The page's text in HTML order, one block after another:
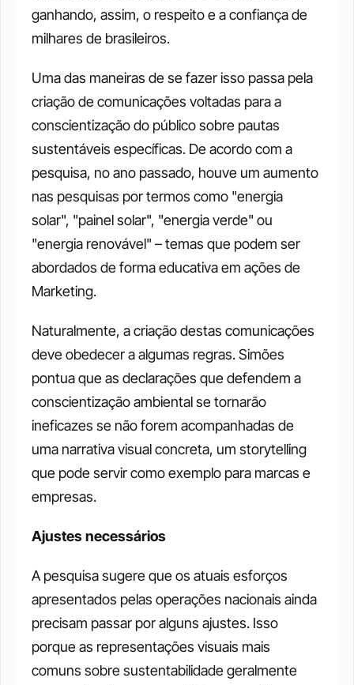
ganhando, assim, o respeito e a confiança de
milhares de brasileiros.
Uma das maneiras de se fazer isso passa pela
criação de comunicações voltadas para a
conscientização do público sobre pautas
sustentáveis específicas. De acordo com a
pesquisa, no ano passado, houve um aumento
nas pesquisas por termos como "energia
solar", "painel solar", "energia verde" ou
"energia renovável" – temas que podem ser
abordados de forma educativa em ações de
Marketing.
Naturalmente, a criação destas comunicações
deve obedecer a algumas regras. Simões
pontua que as declarações que defendem a
conscientização ambiental se tornarão
ineficazes se não forem acompanhadas de
uma narrativa visual concreta, um storytelling
que pode servir como exemplo para marcas e
empresas.
Ajustes necessários
A pesquisa sugere que os atuais esforços
apresentados pelas operações nacionais ainda
precisam passar por alguns ajustes. Isso
porque as representações visuais mais
comuns sobre sustentabilidade geralmente